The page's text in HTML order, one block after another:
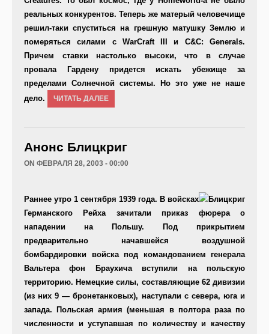
реальных конкурентов. Теперь же матерый человечище
решил-таки спуститься на грешную матушку Землю и
померяться силами с WarCraft III и С&С: Generals.
Причем ставки настолько высоки, что в случае
провала Гардену придется искать убежище за
пределами Солнечной системы. Но это уже не наше
дело.
ЧИТАТЬ ДАЛЕЕ
Анонс Блицкриг
ON ФЕВРАЛЯ 28, 2003 - 00:00
Раннее утро 1 сентября 1939 года. В войсках
Германского Рейха зачитали приказ фюрера о
нападении на Польшу. Под прикрытием
предварительно начавшейся воздушной
бомбардировки войска под командованием генерала
Вальтера фон Браухича вступили на польскую
территорию. Немецкие силы, составляющие 62 дивизии
(из них 9 — бронетанковых), наступали с севера, юга и
запада. Польская армия (меньшая в полтора раза по
численности и уступавшая по количеству и качеству